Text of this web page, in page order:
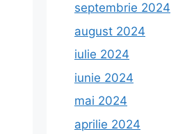
septembrie 2024
august 2024
iulie 2024
iunie 2024
mai 2024
aprilie 2024